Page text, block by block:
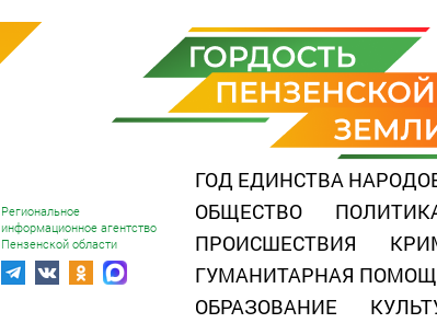
Региональное
информационное агентство
Пензенской области
ГОД ЕДИНСТВА
ОБЩЕСТВО
ПРОИСШЕСТВИЯ
ГУМАНИТАРНАЯ
ОБРАЗОВАНИЕ